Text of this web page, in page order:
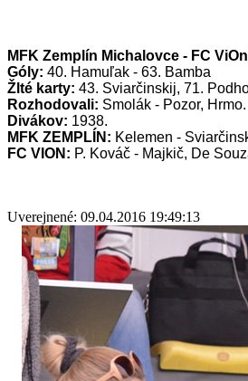
MFK Zemplín Michalovce - FC
Góly: 40. Hamuľak - 63. Bamba
Žlté karty: 43. Sviarčinskij, 71.
Rozhodovali: Smolák - Pozor, Hrmo.
Divákov: 1938.
MFK ZEMPLÍN: Kelemen -
FC VION: P. Kováč - Majkič, De
Uverejnené: 09.04.2016 19:49:13